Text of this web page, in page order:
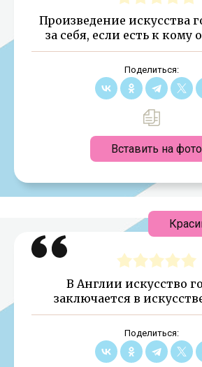
Произведение искусства
за себя, если есть к кому
Поделиться:
Вставить на фото
В Англии искусство
заключается в
Поделиться: